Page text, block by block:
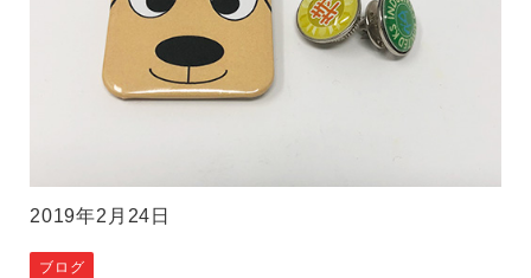
2019年2月24日
ブログ